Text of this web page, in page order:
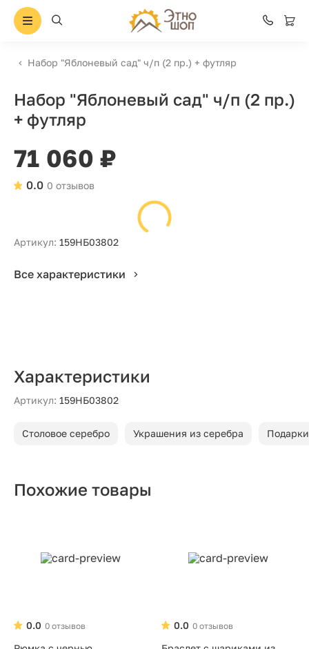
Набор "Яблоневый сад" ч/п (2 пр.) + футляр
Набор "Яблоневый сад" ч/п (2 пр.)
+ футляр
71 060 ₽
0 отзывов
0.0
Артикул: 159НБ03802
Все характеристики
Характеристики
Артикул: 159НБ03802
Столовое серебро Украшения из серебра
Похожие товары
0 отзывов
0.0
0 отзывов
0.0